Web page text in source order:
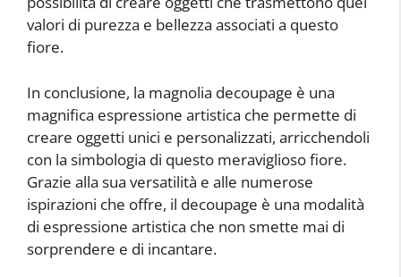
valori di purezza e bellezza associati a questo
fiore.
In conclusione, la magnolia decoupage è una
magnifica espressione artistica che permette di
creare oggetti unici e personalizzati, arricchendoli
con la simbologia di questo meraviglioso fiore.
Grazie alla sua versatilità e alle numerose
ispirazioni che offre, il decoupage è una modalità
di espressione artistica che non smette mai di
sorprendere e di incantare.